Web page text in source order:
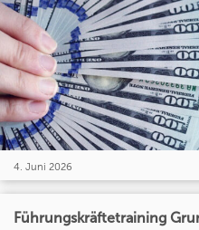
4. Juni 2026
Führungskräftetraining